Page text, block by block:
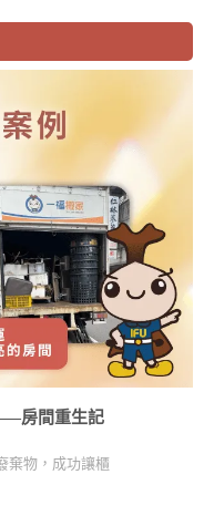
房間重生記
棄物，成功讓櫃